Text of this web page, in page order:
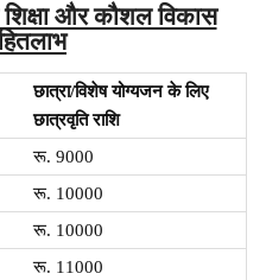
शिक्षा और कौशल विकास
छात्रा/विशेषयोग्यजनकेलिए
छात्रवृतिराशि
रू. 9000
रू. 10000
रू. 10000
रू. 11000